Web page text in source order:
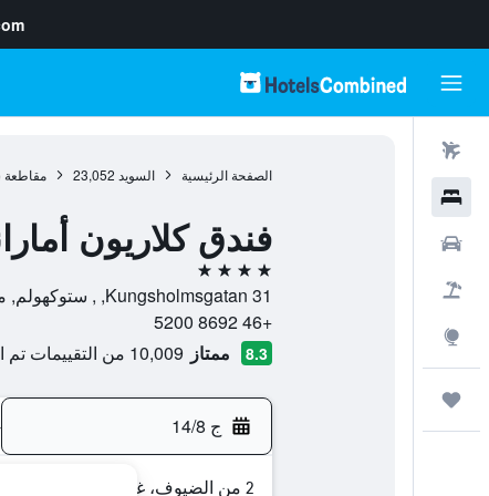
الصفحة الرئيسية السويد 23,052 مقاطعة
فندق كلاريون
4 نجوم
Kungsholmsgatan 31, , ستوكهولم, مقاطعة ستوكهولم, السويد
+46 8692 5200
8.3 ممتاز 10,009 من التقييمات تم التحقق منها
ج 14/8
2 من الضيوف، غرفة واحدة